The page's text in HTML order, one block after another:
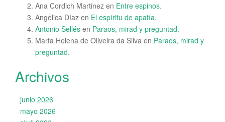
Ana Cordich Martinez en Entre espinos.
Angélica Díaz en El espíritu de apatía.
Antonio Sellés en Paraos, mirad y preguntad.
Marta Helena de Oliveira da Silva en Paraos, mirad y
preguntad.
Archivos
junio 2026
mayo 2026